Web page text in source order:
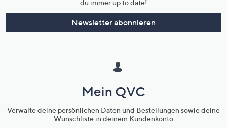
du immer up to date!
Newsletter abonnieren
Mein QVC
Verwalte deine persönlichen Daten und Bestellungen sowie deine
Wunschliste in deinem Kundenkonto